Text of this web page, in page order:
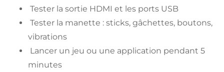
Tester la sortie HDMI et les ports USB
Tester la manette : sticks, gâchettes, boutons,
vibrations
Lancer un jeu ou une application pendant 5
minutes